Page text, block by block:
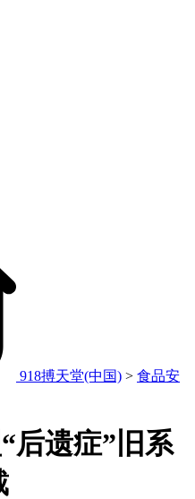
918搏天堂(中国) > 食品安
后遗症”旧系